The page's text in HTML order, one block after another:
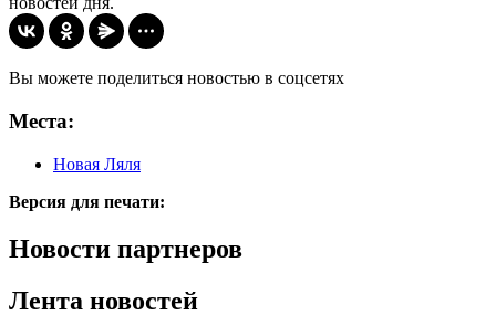
Вы можете поделиться новостью в соцсетях
Места:
Новая Ляля
Версия для печати:
Новости партнеров
Лента новостей